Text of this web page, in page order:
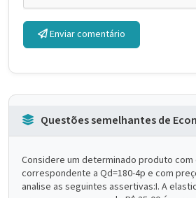
Enviar comentário
Questões semelhantes de
Considere um determinado produto com
correspondente a Qd=180-4p e com
analise as seguintes assertivas:I. A